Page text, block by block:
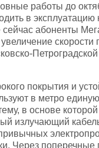
работы до
в
абоненты
скорости
Петроградской
покрытия и
в метро
в основе
излучающий
Через поперечные